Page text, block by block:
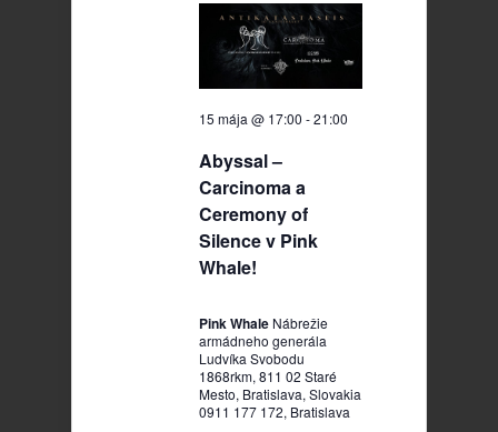
Abyssal –
Carcinoma a
Ceremony of
Silence v Pink
Whale!
15 mája @ 17:00 -21:00
Pink Whale Nábrežie
armádneho generála
Ludvíka Svobodu
1868rkm, 811 02 Staré
Mesto, Bratislava, Slovakia
0911 177 172, Bratislava